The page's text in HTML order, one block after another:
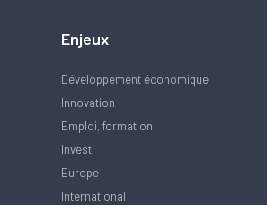
Enjeux
Développement économique
Innovation
Emploi, formation
Invest
Europe
International